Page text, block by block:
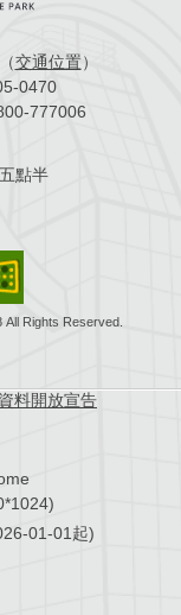
交通位置）
0470
777006
點半
Rights Reserved.
資料開放宣告
01-01起)